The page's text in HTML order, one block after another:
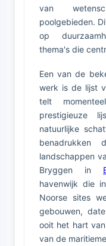
van
poolgebieden.
op
thema's die
Een van de
werk is de lijst
telt
prestigieuze
natuurlijke
benadrukken
landschappen
Bryggen in
havenwijk die
Noorse sites
gebouwen,
ooit het hart
van de